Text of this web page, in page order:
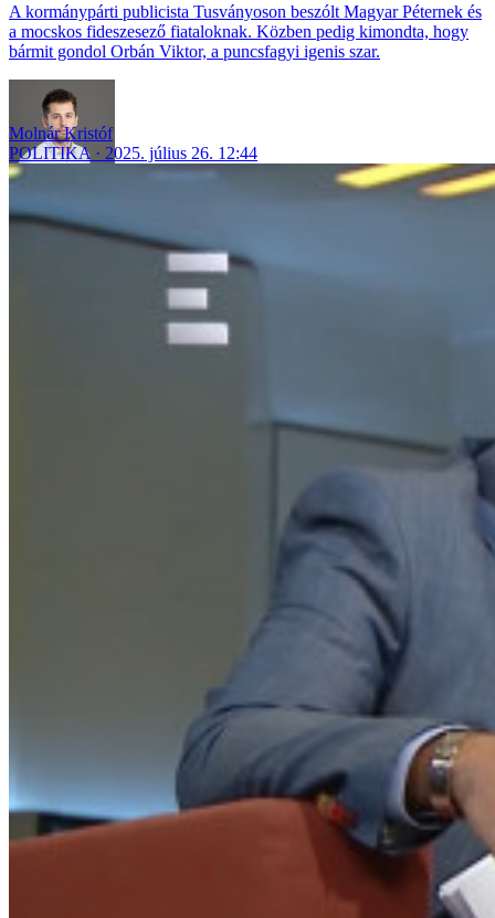
A kormánypárti publicista Tusványoson beszólt Magyar Péternek és
a mocskos fideszesező fiataloknak. Közben pedig kimondta, hogy
bármit gondol Orbán Viktor, a puncsfagyi igenis szar.
Molnár Kristóf
POLITIKA
2025. július 26. 12:44